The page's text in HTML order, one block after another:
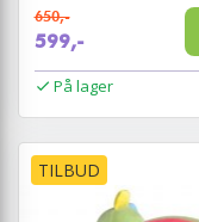
650,-
599,-
På lager
TILBUD